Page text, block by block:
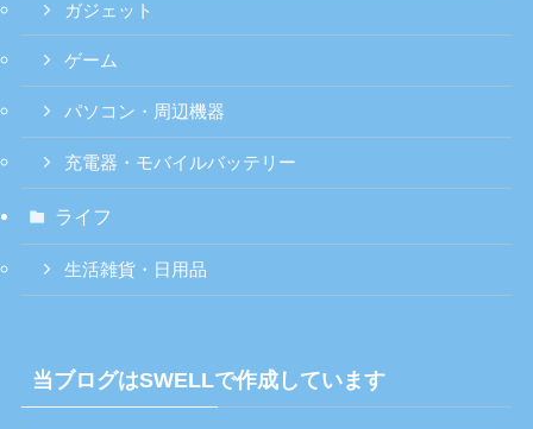
ガジェット
ゲーム
パソコン・周辺機器
充電器・モバイルバッテリー
ライフ
生活雑貨・日用品
当ブログはSWELLで作成しています